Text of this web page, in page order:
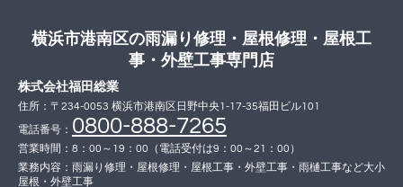
横浜市港南区の雨漏り修理・屋根修理・屋根工
事・外壁工事専門店
株式会社福田総業
住所：〒234-0053 横浜市港南区日野中央1-17-35福田ビル101
電話番号： 0800-888-7265
営業時間：8：00～19：00（電話受付は9：00～21：00）
業務内容：雨漏り修理・屋根修理・屋根工事・外壁工事・雨樋工事など大小
屋根・外壁工事